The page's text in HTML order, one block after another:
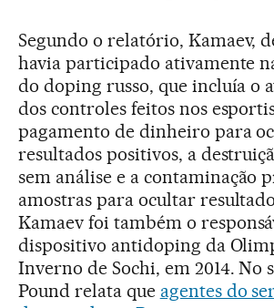
Segundo o relatório, Kamaev,
havia participado ativamente
do doping russo, que incluía o
dos controles feitos nos
pagamento de dinheiro para
resultados positivos, a
sem análise e a contaminação
amostras para ocultar
Kamaev foi também o
dispositivo antidoping da
Inverno de Sochi, em 2014. No
Pound relata que agentes do